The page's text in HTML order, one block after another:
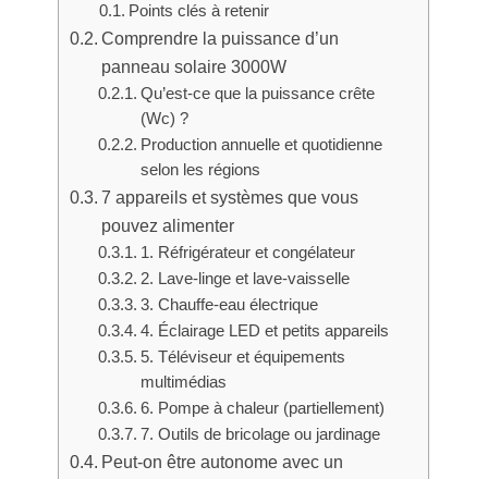
Points clés à retenir
Comprendre la puissance d’un
panneau solaire 3000W
Qu’est-ce que la puissance crête
(Wc) ?
Production annuelle et quotidienne
selon les régions
7 appareils et systèmes que vous
pouvez alimenter
1. Réfrigérateur et congélateur
2. Lave-linge et lave-vaisselle
3. Chauffe-eau électrique
4. Éclairage LED et petits appareils
5. Téléviseur et équipements
multimédias
6. Pompe à chaleur (partiellement)
7. Outils de bricolage ou jardinage
Peut-on être autonome avec un